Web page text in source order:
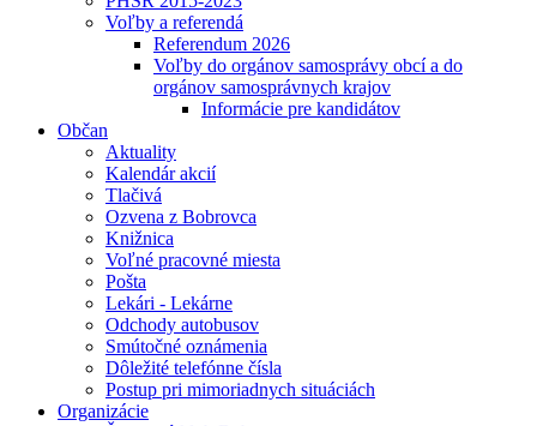
Voľby a referendá
Referendum 2026
Voľby do orgánov samosprávy obcí a do
orgánov samosprávnych krajov
Informácie pre kandidátov
Občan
Aktuality
Kalendár akcií
Tlačivá
Ozvena z Bobrovca
Knižnica
Voľné pracovné miesta
Pošta
Lekári - Lekárne
Odchody autobusov
Smútočné oznámenia
Dôležité telefónne čísla
Postup pri mimoriadnych situáciách
Organizácie